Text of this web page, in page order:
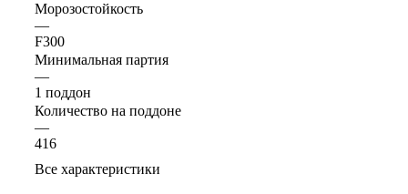
Морозостойкость
—
F300
Минимальная партия
—
1 поддон
Количество на поддоне
—
416
Все характеристики